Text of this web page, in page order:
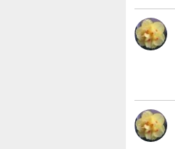
ル
の
投
！
個
人
ヘ
イ
ヘ
え
ば
ぐ
萬
年
青
五
月
(